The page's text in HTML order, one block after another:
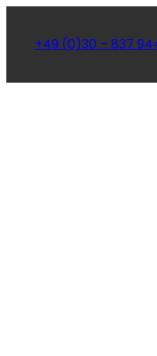
+49 (0)30 – 837